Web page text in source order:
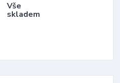
Vše
skladem